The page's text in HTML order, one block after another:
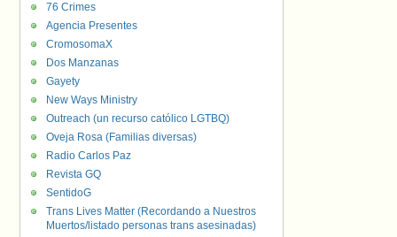
76 Crimes
Agencia Presentes
CromosomaX
Dos Manzanas
Gayety
New Ways Ministry
Outreach (un recurso católico LGTBQ)
Oveja Rosa (Familias diversas)
Radio Carlos Paz
Revista GQ
SentidoG
Trans Lives Matter (Recordando a Nuestros
Muertos/listado personas trans asesinadas)